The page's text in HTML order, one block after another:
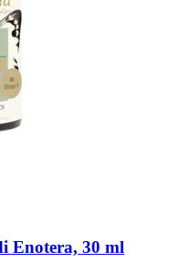
Enotera, 30 ml